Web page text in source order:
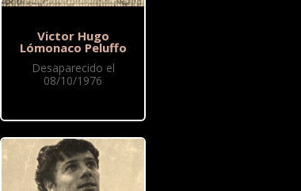
Victor Hugo
Lómonaco Peluffo
Desaparecido el
08/10/1976